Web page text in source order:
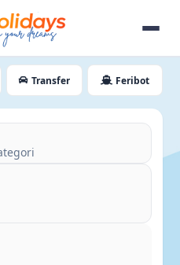
Transfer Feribot